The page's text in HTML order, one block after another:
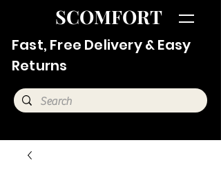
SCOMFORT
Fast, Free Delivery & Easy
Returns